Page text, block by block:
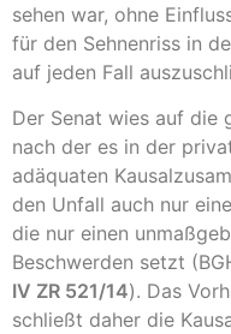
sehen war, ohne
für den Sehnenriss in
auf jeden Fall
Der Senat wies auf die
nach der es in der
adäquaten
den Unfall auch nur
die nur einen
Beschwerden setzt
IV ZR 521/14). Das
schließt daher die